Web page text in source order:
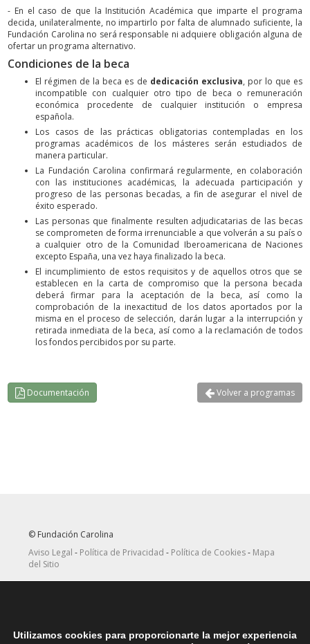
- En el caso de que la Institución Académica que imparte el programa
decida, unilateralmente, no impartirlo por falta de alumnado suficiente, la
Fundación Carolina no será responsable ni adquiere obligación alguna de
ofertar un programa alternativo.
Condiciones de la beca
El régimen de la beca es de dedicación exclusiva, por lo que es
incompatible con cualquier otro tipo de beca o remuneración
económica procedente de cualquier institución o empresa
española.
Los casos de las prácticas obligatorias contempladas en los
programas académicos de los másteres serán estudiados de
manera particular.
La Fundación Carolina confirmará regularmente, en colaboración
con las instituciones académicas, la adecuada participación y
progreso de las personas becadas, a fin de asegurar el nivel de
éxito esperado.
Las personas que finalmente resulten adjudicatarias de las becas
se comprometen de forma irrenunciable a que volverán a su país o
a cualquier otro de la Comunidad Iberoamericana de Naciones
excepto España, una vez haya finalizado la beca.
El incumplimiento de estos requisitos y de aquellos otros que se
establecen en la carta de compromiso que la persona becada
deberá firmar para la aceptación de la beca, así como la
comprobación de la inexactitud de los datos aportados por la
misma en el proceso de selección, darán lugar a la interrupción y
retirada inmediata de la beca, así como a la reclamación de todos
los fondos percibidos por su parte.
Documentación Volver a programas
© Fundación Carolina
Aviso Legal - Política de Privacidad - Política de Cookies- Mapa
del Sitio
ASOCIACIONES
Utilizamos cookies para proporcionarte la mejor experiencia